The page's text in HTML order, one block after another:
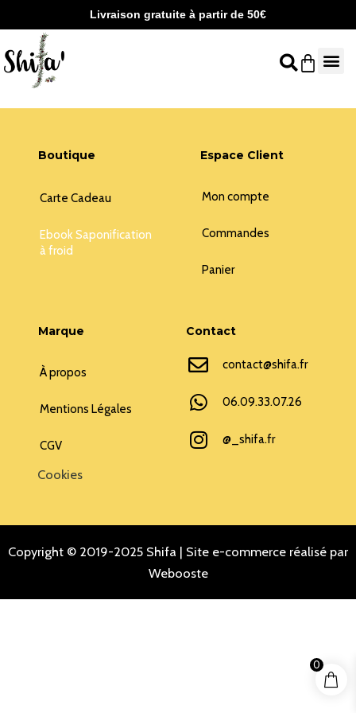
0
au
contenu
Livraison gratuite à partir de 50€
Panier
Boutique
Carte Cadeau
Ebook Saponification
à froid
Espace Client
Mon compte
Commandes
Panier
Marque
À propos
Mentions Légales
CGV
Cookies
Contact
contact@shifa.fr
06.09.33.07.26
@_shifa.fr
Copyright © 2019-2025 Shifa | Site e-commerce réalisé par
Webooste